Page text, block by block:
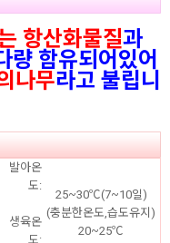
항산화물질과
량 함유되어있어
나무라고 불립니
발아온
도:
생육온
25~30℃(7~10일)
(충분한온도,습도유지)
20~25℃